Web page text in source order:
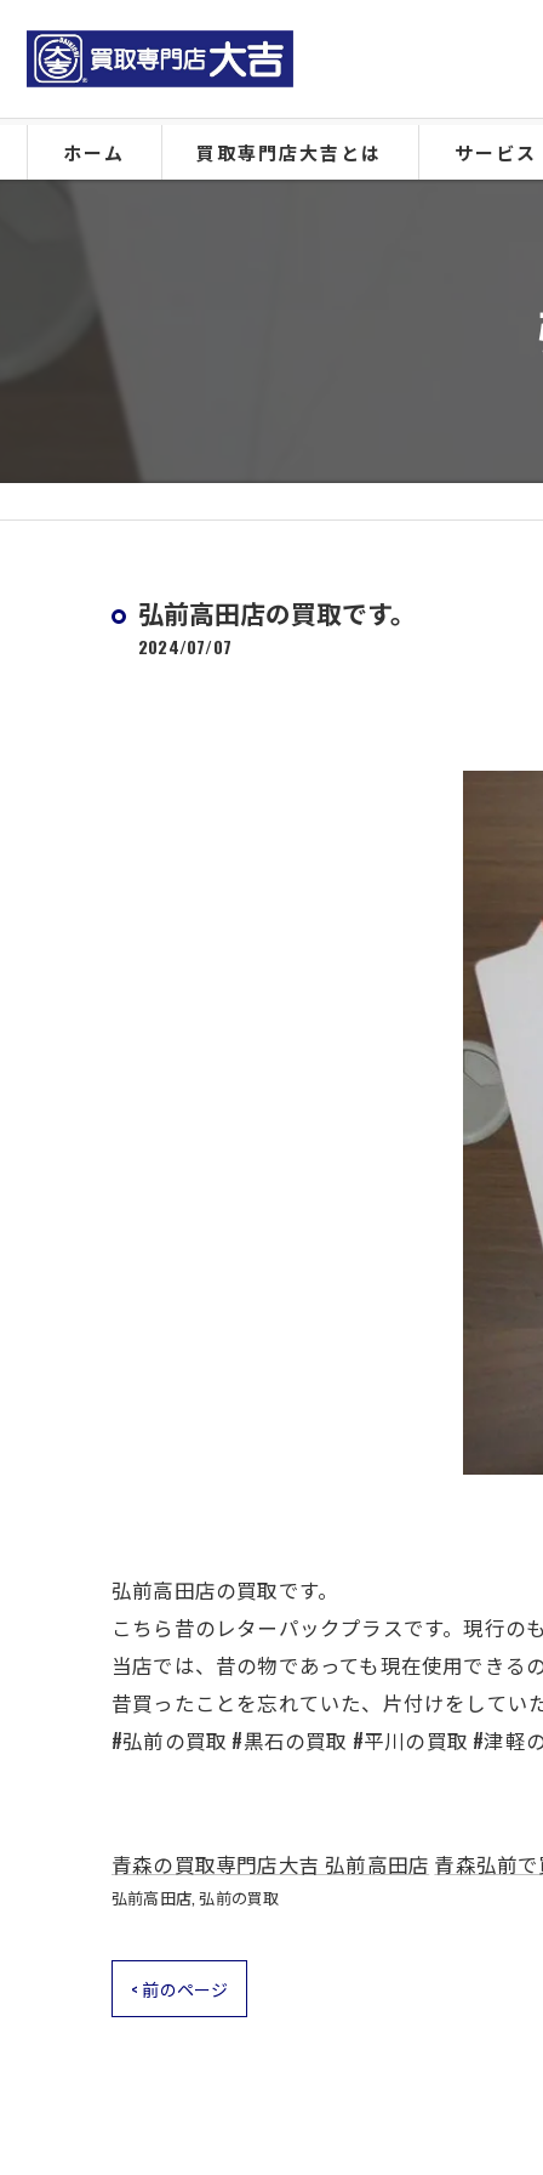
ホーム 買取専門店大吉とは サービス
弘前高田店の買取です。
2024/07/07
弘前高田店の買取です。
こちら昔のレターパックプラスです。現行の
当店では、昔の物であっても現在使用できる
昔買ったことを忘れていた、片付けをしてい
#弘前の買取 #黒石の買取 #平川の買取 #津軽
青森の買取専門店大吉 弘前高田店 青森弘前
弘前高田店 弘前の買取
< 前のページ